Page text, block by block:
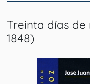
Treinta días de
1848)